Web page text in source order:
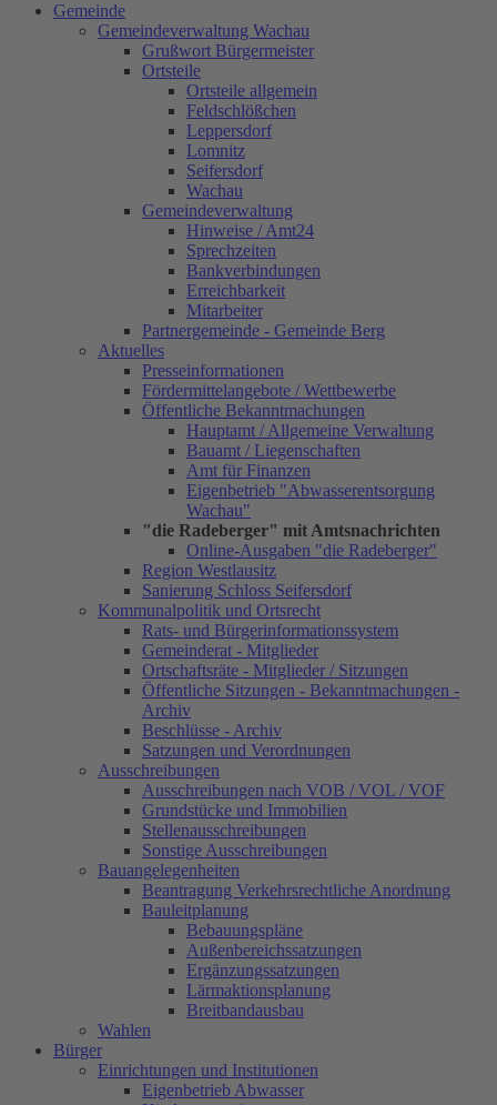
Gemeinde
Gemeindeverwaltung Wachau
Grußwort Bürgermeister
Ortsteile
Ortsteile allgemein
Feldschlößchen
Leppersdorf
Lomnitz
Seifersdorf
Wachau
Gemeindeverwaltung
Hinweise / Amt24
Sprechzeiten
Bankverbindungen
Erreichbarkeit
Mitarbeiter
Partnergemeinde - Gemeinde Berg
Aktuelles
Presseinformationen
Fördermittelangebote / Wettbewerbe
Öffentliche Bekanntmachungen
Hauptamt / Allgemeine Verwaltung
Bauamt / Liegenschaften
Amt für Finanzen
Eigenbetrieb "Abwasserentsorgung
Wachau"
"die Radeberger" mit Amtsnachrichten
Online-Ausgaben "die Radeberger"
Region Westlausitz
Sanierung Schloss Seifersdorf
Kommunalpolitik und Ortsrecht
Rats- und Bürgerinformationssystem
Gemeinderat - Mitglieder
Ortschaftsräte - Mitglieder / Sitzungen
Öffentliche Sitzungen - Bekanntmachungen -
Archiv
Beschlüsse - Archiv
Satzungen und Verordnungen
Ausschreibungen
Ausschreibungen nach VOB / VOL / VOF
Grundstücke und Immobilien
Stellenausschreibungen
Sonstige Ausschreibungen
Bauangelegenheiten
Beantragung Verkehrsrechtliche Anordnung
Bauleitplanung
Bebauungspläne
Außenbereichssatzungen
Ergänzungssatzungen
Lärmaktionsplanung
Breitbandausbau
Wahlen
Bürger
Einrichtungen und Institutionen
Eigenbetrieb Abwasser